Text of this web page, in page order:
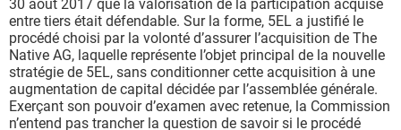
30 août 2017 que la valorisation de la participation acquise
entre tiers était défendable. Sur la forme, 5EL a justifié le
procédé choisi par la volonté d’assurer l’acquisition de The
Native AG, laquelle représente l’objet principal de la nouvelle
stratégie de 5EL, sans conditionner cette acquisition à une
augmentation de capital décidée par l’assemblée générale.
Exerçant son pouvoir d’examen avec retenue, la Commission
n’entend pas trancher la question de savoir si le procédé